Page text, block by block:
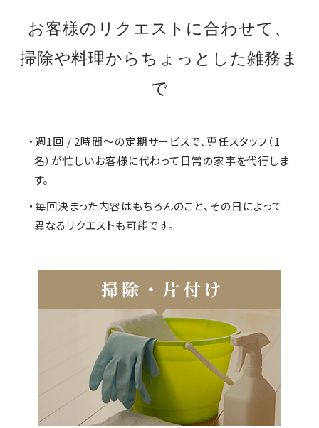
お客様のリクエストに合わせて、
掃除や料理からちょっとした雑務ま
で
・週1回 / 2時間～の定期サービスで、専任スタッフ（1
名）が忙しいお客様に代わって日常の家事を代行しま
す。
・毎回決まった内容はもちろんのこと、その日によって
異なるリクエストも可能です。